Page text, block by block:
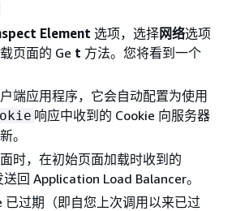
Element 选项，选择网络选项
页面的 Ge t 方法。您将看到一个
端应用程序，它会自动配置为使用
响应中收到的 Cookie 向服务器
。
时，在初始页面加载时收到的
回 Application Load Balancer。
已过期（即自您上次调用以来已过